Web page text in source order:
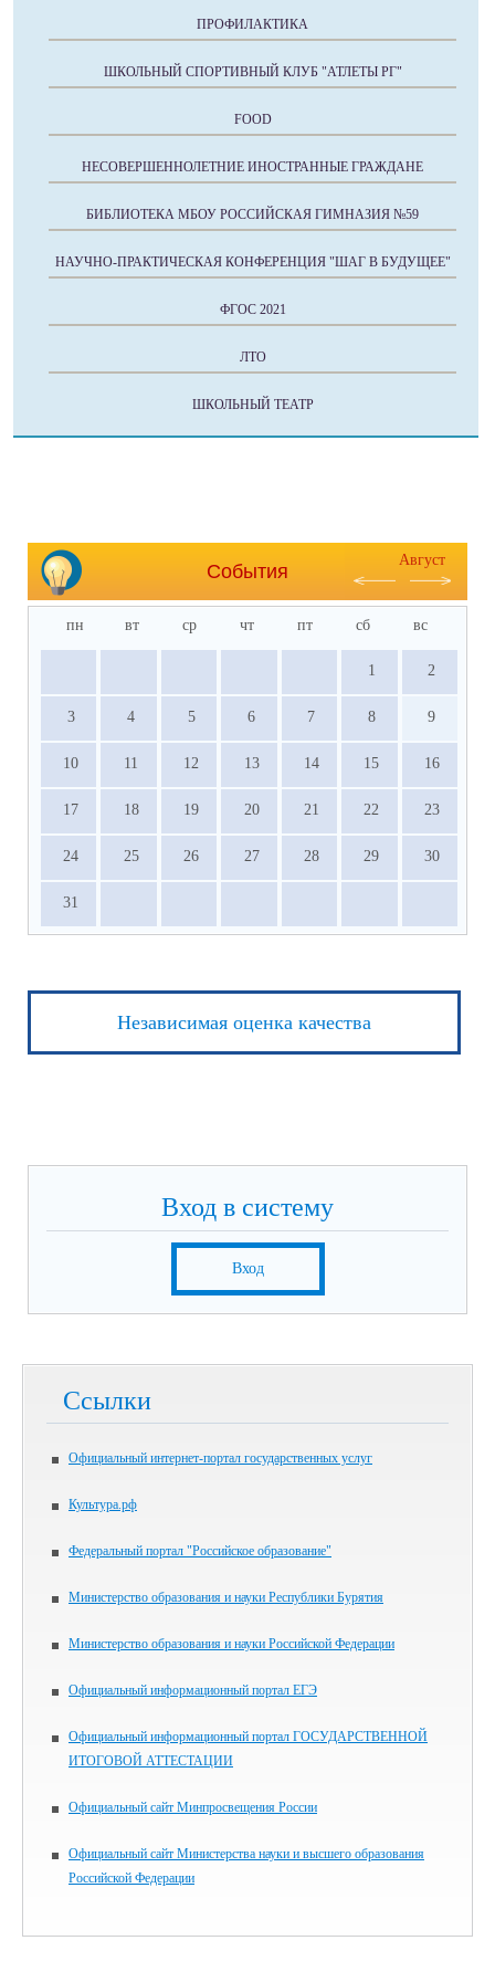
ПРОФИЛАКТИКА
ШКОЛЬНЫЙ СПОРТИВНЫЙ КЛУБ "АТЛЕТЫ РГ"
FOOD
НЕСОВЕРШЕННОЛЕТНИЕ ИНОСТРАННЫЕ ГРАЖДАНЕ
БИБЛИОТЕКА МБОУ РОССИЙСКАЯ ГИМНАЗИЯ №59
НАУЧНО-ПРАКТИЧЕСКАЯ КОНФЕРЕНЦИЯ "ШАГ В БУДУЩЕЕ"
ФГОС 2021
ЛТО
ШКОЛЬНЫЙ ТЕАТР
События
Август
пн вт ср чт пт сб вс
1 2
3 4 5 6 7 8 9
10 11 12 13 14 15 16
17 18 19 20 21 22 23
24 25 26 27 28 29 30
31
Независимая оценка качества
Вход в систему
Вход
Ссылки
Официальный интернет-портал государственных услуг
Культура.рф
Федеральный портал "Российское образование"
Министерство образования и науки Республики Бурятия
Министерство образования и науки Российской Федерации
Официальный информационный портал ЕГЭ
Официальный информационный портал ГОСУДАРСТВЕННОЙ
ИТОГОВОЙ АТТЕСТАЦИИ
Официальный сайт Минпросвещения России
Официальный сайт Министерства науки и высшего образования
Российской Федерации